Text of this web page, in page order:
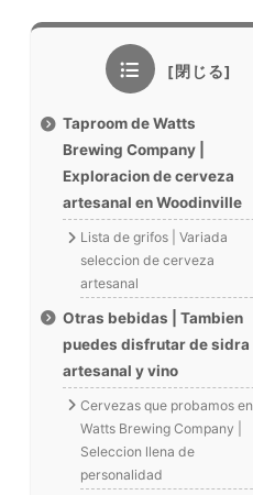
Taproom de Watts
Brewing Company |
Exploracion de cerveza
artesanal en Woodinville
Lista de grifos | Variada
seleccion de cerveza
artesanal
Otras bebidas | Tambien
puedes disfrutar de sidra
artesanal y vino
Cervezas que probamos en
Watts Brewing Company |
Seleccion llena de
personalidad